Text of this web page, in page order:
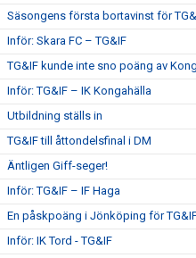
Säsongens första bortavinst för
Inför: Skara FC – TG&IF
TG&IF kunde inte sno poäng av
Inför: TG&IF – IK Kongahälla
Utbildning ställs in
TG&IF till åttondelsfinal i DM
Äntligen Giff-seger!
Inför: TG&IF – IF Haga
En påskpoäng i Jönköping för
Inför: IK Tord - TG&IF